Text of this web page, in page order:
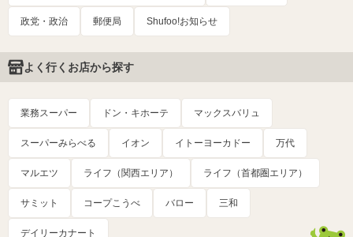
政党・政治 郵便局 Shufoo!お知らせ
よく行くお店から探す
業務スーパー ドン・キホーテ マックスバリュ
スーパーみらべる イオン イトーヨーカドー 万代
マルエツ ライフ（関西エリア） ライフ（首都圏エリア）
サミット コープこうべ バロー 三和
デイリーカナート